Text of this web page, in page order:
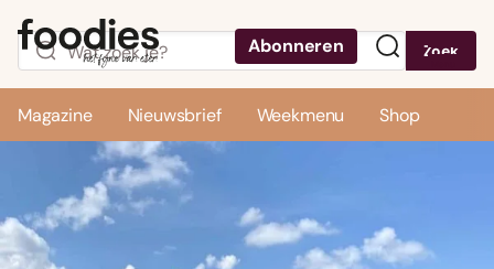
Abonneren Zoek
Magazine Nieuwsbrief Weekmenu Shop